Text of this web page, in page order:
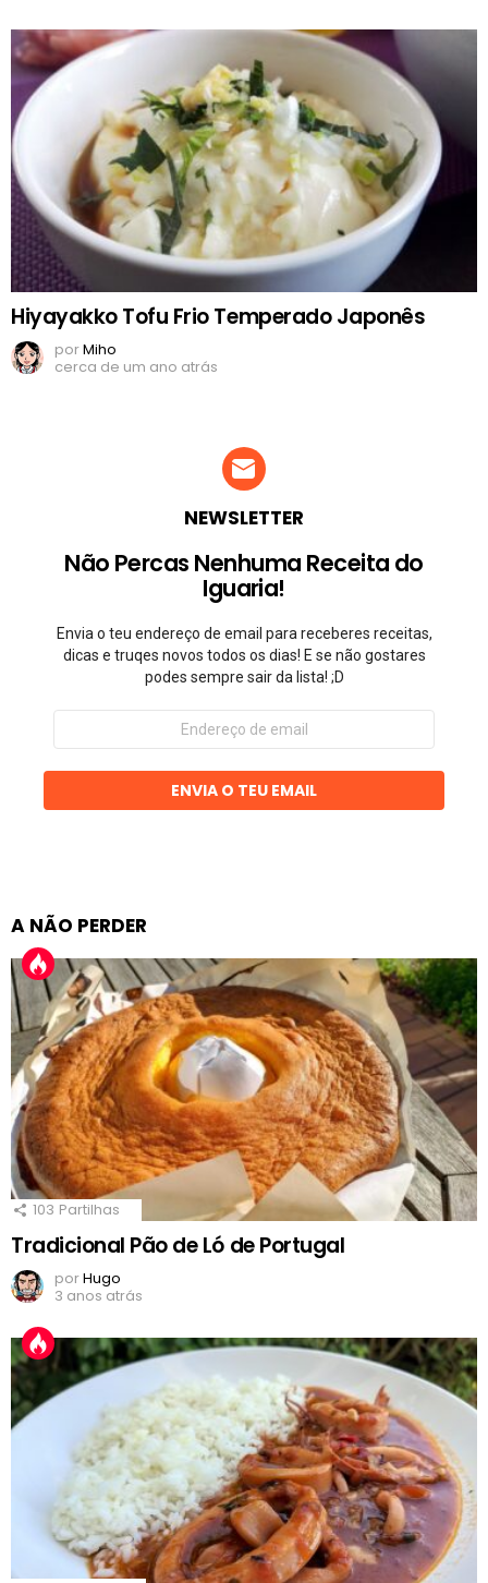
Hiyayakko Tofu Frio Temperado Japonês
porMiho
cerca de um ano atrás
NEWSLETTER
Não Percas Nenhuma Receita do
Iguaria!
Envia o teu endereço de email para receberes receitas,
dicas e truqes novos todos os dias! E se não gostares
podes sempre sair da lista! ;D
Endereço
email
ENVIA O TEU EMAIL
A NÃO PERDER
103 Partilhas
Tradicional Pão de Ló de Portugal
porHugo
3 anos atrás